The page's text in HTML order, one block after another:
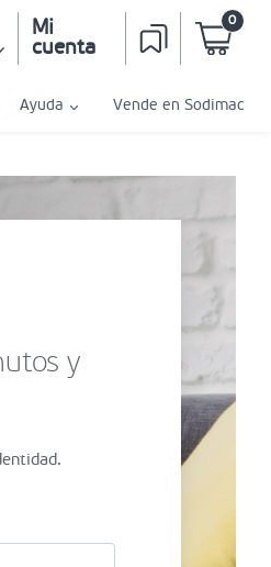
Mi
cuenta
0
Ayuda Vende en Sodimac
y